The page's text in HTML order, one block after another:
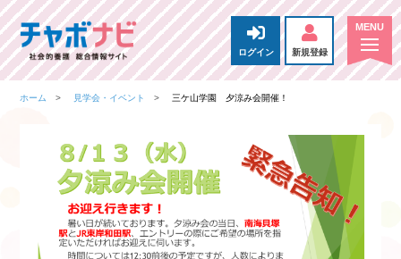
ログイン 新規登録
ホーム 見学会・イベント 三ケ山学園 夕涼み会開催！